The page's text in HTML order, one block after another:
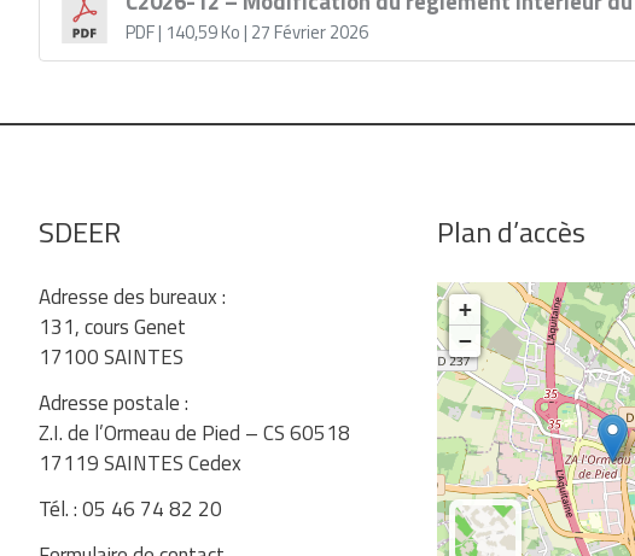
PDF| 140,59 Ko | 27 Février 2026
SDEER
Adresse des bureaux :
131, cours Genet
17100 SAINTES
Adresse postale :
Z.I. de l’Ormeau de Pied – CS 60518
17119 SAINTES Cedex
Tél. : 05 46 74 82 20
Plan d’accès
+
−